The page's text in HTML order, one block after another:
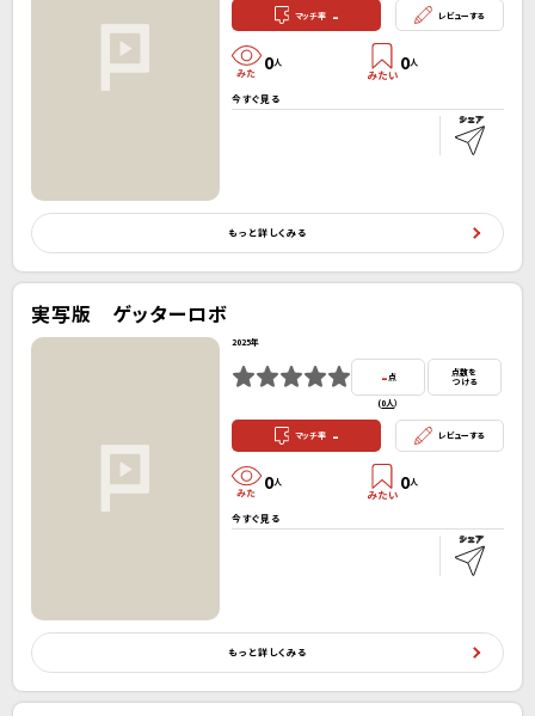
マッチ率 - レビューする
0人 0人
今すぐ見る
もっと詳しくみる
実写版 ゲッターロボ
2025年
-点
(0人）
点数を
つける
マッチ率 - レビューする
0人 0人
今すぐ見る
もっと詳しくみる